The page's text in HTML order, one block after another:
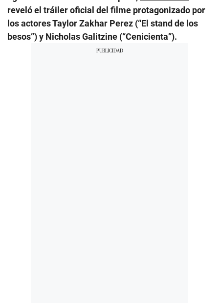
reveló el tráiler oficial del filme protagonizado por
los actores Taylor Zakhar Perez (“El stand de los
besos”) y Nicholas Galitzine (“Cenicienta”).